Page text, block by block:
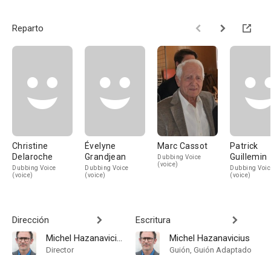
Reparto
Christine
Delaroche
Dubbing Voice
(voice)
Évelyne
Grandjean
Dubbing Voice
(voice)
Marc Cassot
Dubbing Voice
(voice)
Patrick
Guillemin
Dubbing
(voice)
Dirección
Michel Hazanavicius
Director
Escritura
Michel Hazanavicius
Guión, Guión Adaptado